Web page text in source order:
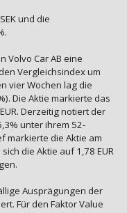
und die
Volvo Car AB eine
Vergleichsindex um
vier Wochen lag die
Die Aktie markierte das
Derzeitig notiert der
unter ihrem 52-
markierte die Aktie am
die Aktie auf 1,78 EUR
Ausprägungen der
Für den Faktor Value